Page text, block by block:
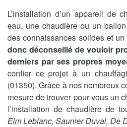
L’installation d’un appareil de
eau, une chaudière ou un
des connaissances solides et un
donc déconseillé de vouloir
derniers par ses propres
confier ce projet à un
(01350). Grâce à nos nombreux
mesure de trouver pour vous un
l’installation de chaudière de
Elm Leblanc, Saunier Duval, De